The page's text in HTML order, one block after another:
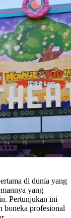
di dunia yang
yang
Pertunjukan ini
boneka profesional